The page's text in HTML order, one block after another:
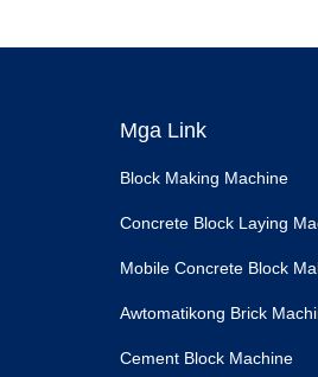
Mga Link
Block Making Machine
Concrete Block Laying
Awtomatikong Brick
Cement Block Machine